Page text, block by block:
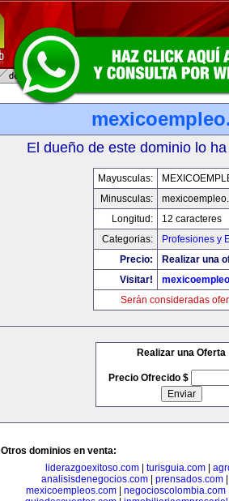
El dueño de este dominio lo
Mayusculas:
Minusculas:
Longitud:
12 caracteres
Categorias:
Profesiones y
Precio:
Realizar una
Visitar!
Serán consideradas
Realizar una Oferta
Precio Ofrecido $
Otros dominios en venta:
liderazgoexitoso.com| turisguia.com|
analisisdenegocios.com
prensados.com
mexicoempleos.com
negocioscolombia.com